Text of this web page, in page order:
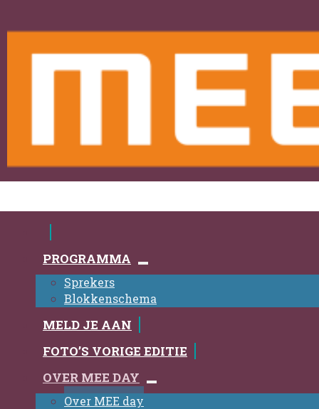
PROGRAMMA
Sprekers
Blokkenschema
MELD JE AAN
FOTO’S VORIGE EDITIE
OVER MEE DAY
Over MEE day